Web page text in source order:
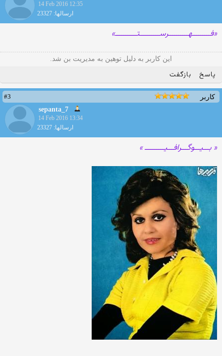
14 Feb 2016 12:35
ارسالها: 23327
«فـــــــــهــــــــــرســــــــــتـــــــــــ»
این کاربر به دلیل توهین به مدیریت بن شد.
پاسخ بازگفت
کاربر
#3
sepanta_7
14 Feb 2016 13:34
ارسالها: 23327
« بـــیـــوگـــرافـــیــــــــــ »